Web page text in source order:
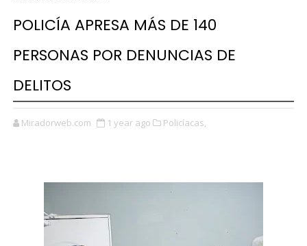
POLICÍA APRESA MÁS DE 140
PERSONAS POR DENUNCIAS DE
DELITOS
Miradorweb.com 1 year ago Policíacas,